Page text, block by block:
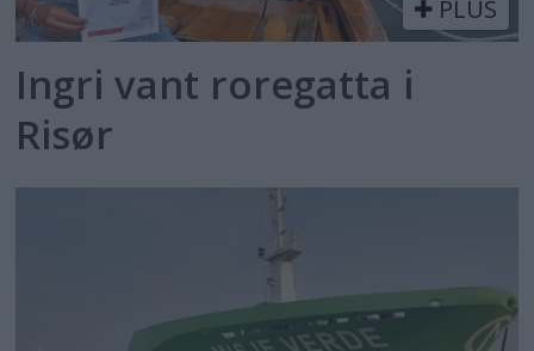
PLUS
Ingri vant roregatta i
Risør